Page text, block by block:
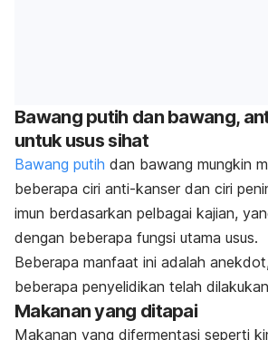
Bawang putih dan bawang,
untuk usus sihat
Bawang putih dan bawang mungkin
beberapa ciri anti-kanser dan ciri
imun berdasarkan pelbagai kajian,
dengan beberapa fungsi utama usus.
Beberapa manfaat ini adalah
beberapa penyelidikan telah
Makanan yang ditapai
Makanan yang difermentasi seperti